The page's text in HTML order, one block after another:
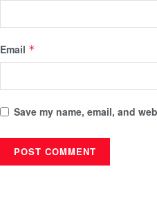
Email *
Save my name, email, and